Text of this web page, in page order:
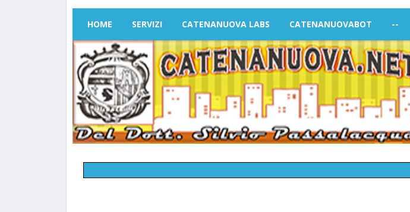
HOME SERVIZI CATENANUOVA LABS CATENANUOVABOT --